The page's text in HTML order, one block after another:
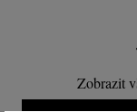
Zobrazit